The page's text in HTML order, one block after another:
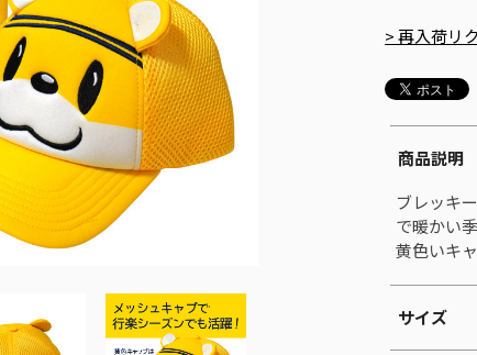
> 再入荷リ
商品説明
ブレッキ
で暖かい
黄色いキ
サイズ